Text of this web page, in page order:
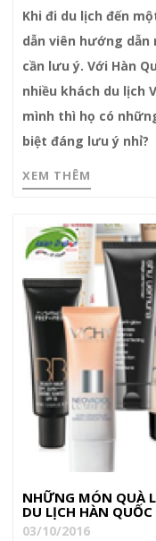
Khi đi du lịch đến
dẫn viên hướng dẫn
cần lưu ý. Với Hàn
nhiều khách du lịch
mình thì họ có
biệt đáng lưu ý nhỉ?
XEM THÊM
NHỮNG MÓN QUÀ
DU LỊCH HÀN QUỐC
03/10/2016